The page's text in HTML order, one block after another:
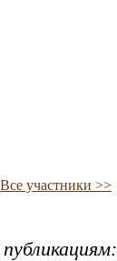
Все участники >>